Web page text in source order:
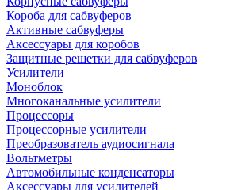
Короба для сабвуферов
Активные сабвуферы
Аксессуары для коробов
Защитные решетки для сабвуферов
Усилители
Моноблок
Многоканальные усилители
Процессоры
Процессорные усилители
Преобразователь аудиосигнала
Вольтметры
Автомобильные конденсаторы
Аксессуары для усилителей